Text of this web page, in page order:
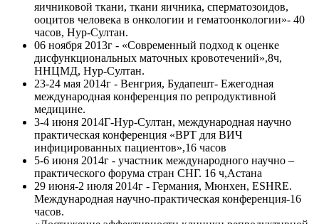
яичниковой ткани, ткани яичника, сперматозоидов,
ооцитов человека в онкологии и гематоонкологии»- 40
часов, Нур-Султан.
06 ноября 2013г - «Современный подход к оценке
дисфункциональных маточных кровотечений»,8ч,
ННЦМД, Нур-Султан.
23-24 мая 2014г - Венгрия, Будапешт- Ежегодная
международная конференция по репродуктивной
медицине.
3-4 июня 2014Г-Нур-Султан, международная научно
практическая конференция «ВРТ для ВИЧ
инфицированных пациентов»,16 часов
5-6 июня 2014г - участник международного научно –
практического форума стран СНГ. 16 ч,Астана
29 июня-2 июля 2014г - Германия, Мюнхен, ESHRE.
Международная научно-практическая конференция-16
часов.